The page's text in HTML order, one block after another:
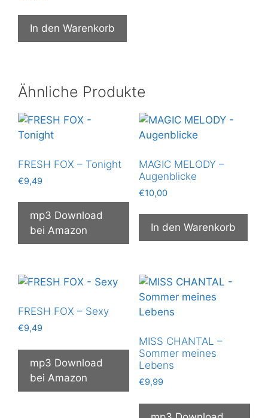
In den Warenkorb
Ähnliche Produkte
FRESH FOX – Tonight
€9,49
mp3 Download
bei Amazon
MAGIC MELODY –
Augenblicke
€10,00
In den Warenkorb
FRESH FOX – Sexy
€9,49
mp3 Download
bei Amazon
MISS CHANTAL –
Sommer meines
Lebens
€9,99